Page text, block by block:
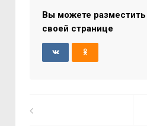
Вы можете
своей странице